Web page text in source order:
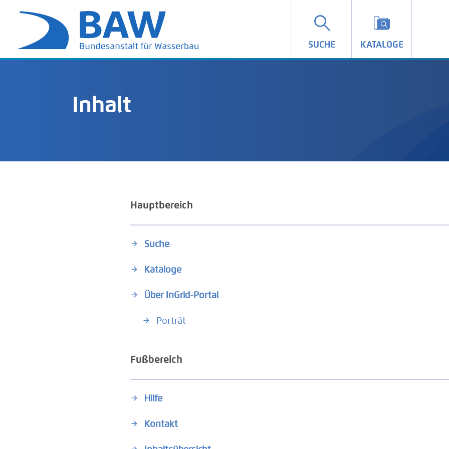
SUCHE KATALOGE
Inhalt
Hauptbereich
Suche
Kataloge
Über InGrid-Portal
Porträt
Fußbereich
Hilfe
Kontakt